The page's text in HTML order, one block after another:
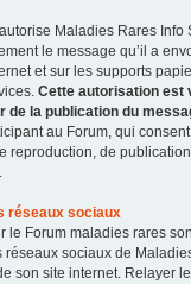
Maladies Rares Info
le message qu’il a
et sur les supports
Cette autorisation est
de la publication du
au Forum, qui
reproduction, de
réseaux sociaux
le Forum maladies rares
réseaux sociaux de
son site internet. Relayer